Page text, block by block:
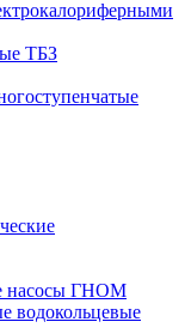
ТБЗ
насосы ГНОМ
водокольцевые